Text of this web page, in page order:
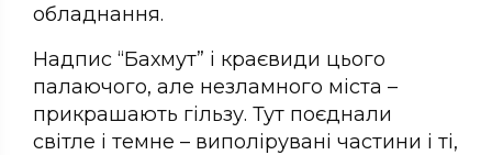
обладнання.
Надпис “Бахмут” і краєвиди цього
палаючого, але незламного міста –
прикрашають гільзу. Тут поєднали
світле і темне – виполірувані частини і ті,